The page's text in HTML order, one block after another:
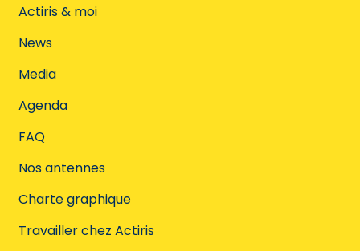
Actiris & moi
News
Media
Agenda
FAQ
Nos antennes
Charte graphique
Travailler chez Actiris